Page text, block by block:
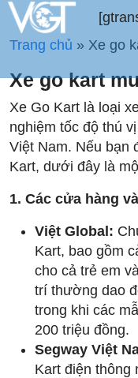
Trang chủ » Xe go
Xe go kart
Xe Go Kart là loại
nghiệm tốc độ thú
Việt Nam. Nếu bạn
Kart, dưới đây là
1. Các cửa hàng
Việt Global:
Kart, bao gồm
cho cả trẻ em
trí thường dao
trong khi các
200 triệu đồng.
Segway Việt
Kart điện thông